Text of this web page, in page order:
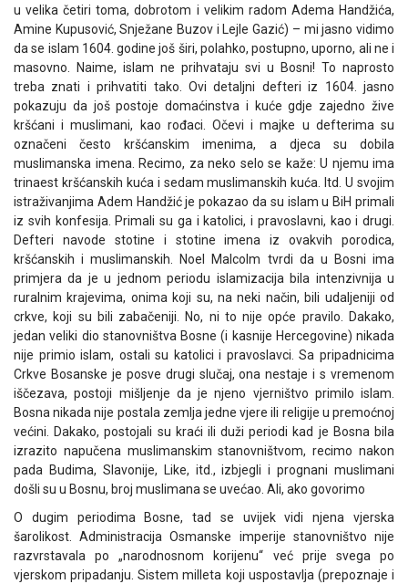
u velika četiri toma, dobrotom i velikim radom Adema Handžića,
Amine Kupusović, Snježane Buzov i Lejle Gazić) – mi jasno vidimo
da se islam 1604. godine još širi, polahko, postupno, uporno, ali ne i
masovno. Naime, islam ne prihvataju svi u Bosni! To naprosto
treba znati i prihvatiti tako. Ovi detaljni defteri iz 1604. jasno
pokazuju da još postoje domaćinstva i kuće gdje zajedno žive
kršćani i muslimani, kao rođaci. Očevi i majke u defterima su
označeni često kršćanskim imenima, a djeca su dobila
muslimanska imena. Recimo, za neko selo se kaže: U njemu ima
trinaest kršćanskih kuća i sedam muslimanskih kuća. Itd. U svojim
istraživanjima Adem Handžić je pokazao da su islam u BiH primali
iz svih konfesija. Primali su ga i katolici, i pravoslavni, kao i drugi.
Defteri navode stotine i stotine imena iz ovakvih porodica,
kršćanskih i muslimanskih. Noel Malcolm tvrdi da u Bosni ima
primjera da je u jednom periodu islamizacija bila intenzivnija u
ruralnim krajevima, onima koji su, na neki način, bili udaljeniji od
crkve, koji su bili zabačeniji. No, ni to nije opće pravilo. Dakako,
jedan veliki dio stanovništva Bosne (i kasnije Hercegovine) nikada
nije primio islam, ostali su katolici i pravoslavci. Sa pripadnicima
Crkve Bosanske je posve drugi slučaj, ona nestaje i s vremenom
iščezava, postoji mišljenje da je njeno vjerništvo primilo islam.
Bosna nikada nije postala zemlja jedne vjere ili religije u premoćnoj
većini. Dakako, postojali su kraći ili duži periodi kad je Bosna bila
izrazito napučena muslimanskim stanovništvom, recimo nakon
pada Budima, Slavonije, Like, itd., izbjegli i prognani muslimani
došli su u Bosnu, broj muslimana se uvećao. Ali, ako govorimo
O dugim periodima Bosne, tad se uvijek vidi njena vjerska
šarolikost. Administracija Osmanske imperije stanovništvo nije
razvrstavala po „narodnosnom korijenu“ već prije svega po
vjerskom pripadanju. Sistem milleta koji uspostavlja (prepoznaje i